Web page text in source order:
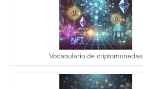
Vocabulario de criptomonedas